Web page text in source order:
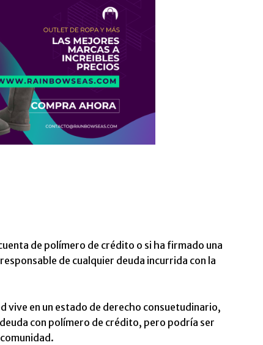
de polímero de crédito o si ha firmado una
de cualquier deuda incurrida con la
vive en un estado de derecho consuetudinario,
con polímero de crédito, pero podría ser